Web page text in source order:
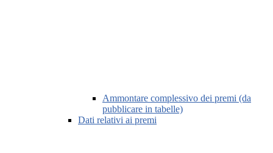
Ammontare complessivo dei premi (da
pubblicare in tabelle)
Dati relativi ai premi